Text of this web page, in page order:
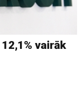
vairāk